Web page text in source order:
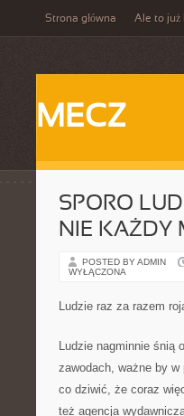
Strona główna Ale to już
MECZ
SPORO
NIE KAŻDY
POSTED BY ADMIN
WYŁĄCZONA
Ludzie raz za razem
Ludzie nagminnie śnią
zawodach, ważne by w
co dziwić, że coraz
też agencja